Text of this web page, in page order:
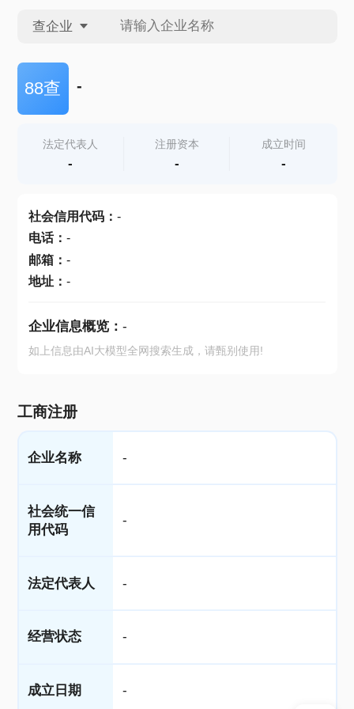
查企业
查企业
查产地
88查 -
法定代表人
-
注册资本
-
成立时间
-
社会信用代码： -
电话： -
邮箱： -
地址： -
企业信息概览： -
如上信息由AI大模型全网搜索生成，请甄别使用!
工商注册
企业名称 -
社会统一信
用代码
-
法定代表人 -
经营状态 -
成立日期 -